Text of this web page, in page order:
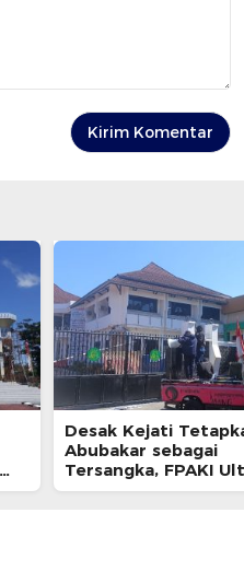
Desak Kejati
Abubakar sebagai
Tersangka, FPAKI
Kajati dan BPK